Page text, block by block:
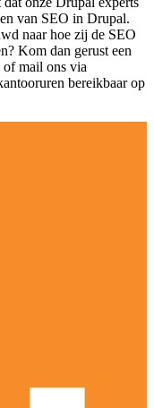
van SEO in Drupal.
naar hoe zij de SEO
Kom dan gerust een
mail ons via
bereikbaar op